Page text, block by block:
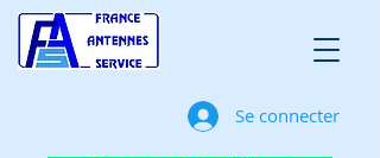
Se connecter